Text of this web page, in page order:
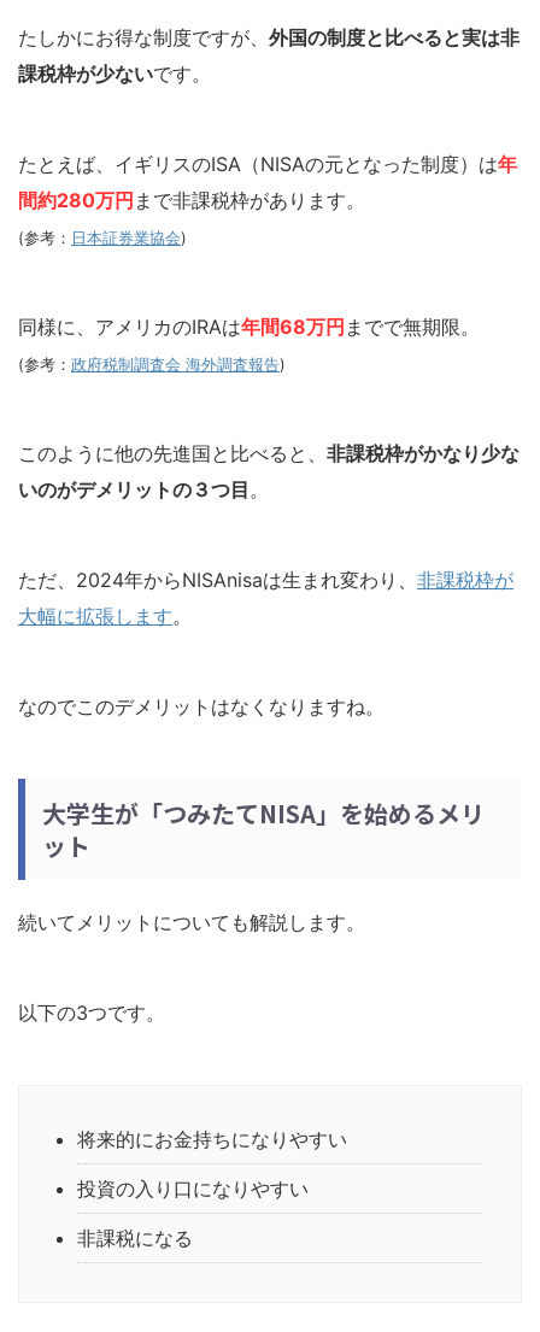
たしかにお得な制度ですが、 外国の制度と比べると実は非
課税枠が少ないです。
たとえば、イギリスのISA（NISAの元となった制度）は年
間約280万円 まで非課税枠があります。
(参考： 日本証券業協会)
同様に、アメリカのIRAは年間68万円 までで無期限。
(参考： 政府税制調査会 海外調査報告)
このように他の先進国と比べると、 非課税枠がかなり少な
いのがデメリットの３つ目 。
ただ、2024年からNISAnisaは生まれ変わり、 非課税枠が
大幅に拡張します。
なのでこのデメリットはなくなりますね。
大学生が「つみたてNISA」を始めるメリ
ット
続いてメリットについても解説します。
以下の3つです。
将来的にお金持ちになりやすい
投資の入り口になりやすい
非課税になる